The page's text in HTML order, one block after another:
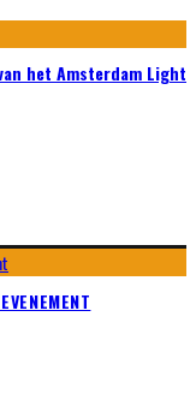
het Amsterdam Light